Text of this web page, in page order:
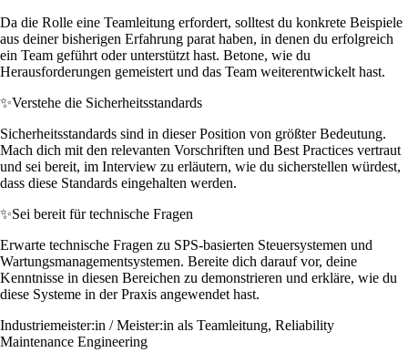
Da die Rolle eine Teamleitung erfordert, solltest du konkrete Beispiele
aus deiner bisherigen Erfahrung parat haben, in denen du erfolgreich
ein Team geführt oder unterstützt hast. Betone, wie du
Herausforderungen gemeistert und das Team weiterentwickelt hast.
✨Verstehe die Sicherheitsstandards
Sicherheitsstandards sind in dieser Position von größter Bedeutung.
Mach dich mit den relevanten Vorschriften und Best Practices vertraut
und sei bereit, im Interview zu erläutern, wie du sicherstellen würdest,
dass diese Standards eingehalten werden.
✨Sei bereit für technische Fragen
Erwarte technische Fragen zu SPS-basierten Steuersystemen und
Wartungsmanagementsystemen. Bereite dich darauf vor, deine
Kenntnisse in diesen Bereichen zu demonstrieren und erkläre, wie du
diese Systeme in der Praxis angewendet hast.
Industriemeister:in / Meister:in als Teamleitung, Reliability
Maintenance Engineering